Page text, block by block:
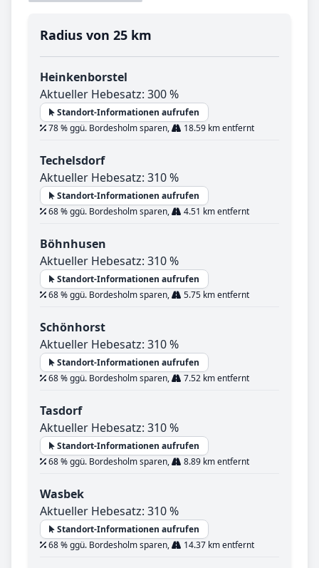
Radius von 25 km
Heinkenborstel
Aktueller Hebesatz: 300 %
Standort-Informationen aufrufen
78 % ggü. Bordesholm sparen,
18.59 km entfernt
Techelsdorf
Aktueller Hebesatz: 310 %
Standort-Informationen aufrufen
68 % ggü. Bordesholm sparen,
4.51 km entfernt
Böhnhusen
Aktueller Hebesatz: 310 %
Standort-Informationen aufrufen
68 % ggü. Bordesholm sparen,
5.75 km entfernt
Schönhorst
Aktueller Hebesatz: 310 %
Standort-Informationen aufrufen
68 % ggü. Bordesholm sparen,
7.52 km entfernt
Tasdorf
Aktueller Hebesatz: 310 %
Standort-Informationen aufrufen
68 % ggü. Bordesholm sparen,
8.89 km entfernt
Wasbek
Aktueller Hebesatz: 310 %
Standort-Informationen aufrufen
68 % ggü. Bordesholm sparen,
14.37 km entfernt